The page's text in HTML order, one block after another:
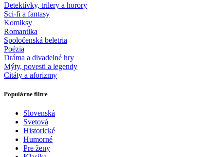
Detektívky, trilery a horory
Sci-fi a fantasy
Komiksy
Romantika
Spoločenská beletria
Poézia
Dráma a divadelné hry
Mýty, povesti a legendy
Citáty a aforizmy
Populárne filtre
Slovenská
Svetová
Historické
Humorné
Pre ženy